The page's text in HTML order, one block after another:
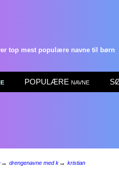
top mest populære navne til børn
POPULÆRE navne
→ drengenavne med k→ kristian